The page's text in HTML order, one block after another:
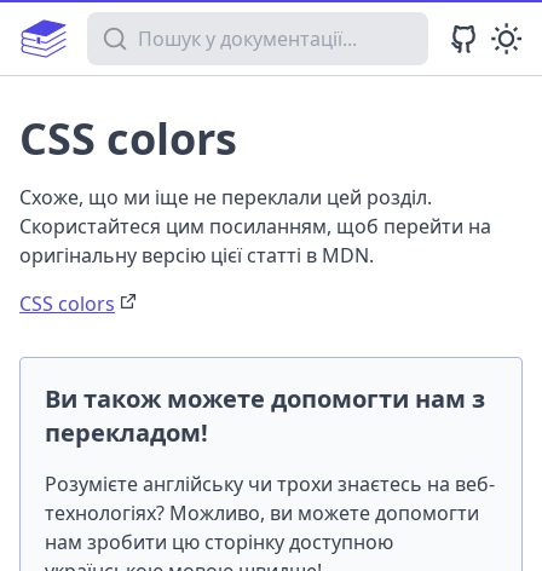
Пошук у документації
CSS colors
Схоже, що ми іще не переклали цей розділ.
Скористайтеся цим посиланням, щоб перейти на
оригінальну версію цієї статті в MDN.
CSS colors
Ви також можете допомогти нам з
перекладом!
Розумієте англійську чи трохи знаєтесь на веб-
технологіях? Можливо, ви можете допомогти
нам зробити цю сторінку доступною